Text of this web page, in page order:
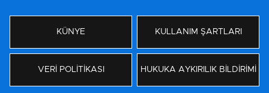
KÜNYE KULLANIM ŞARTLARI
VERİ POLİTİKASI HUKUKA AYKIRILIK BİLDİRİMİ